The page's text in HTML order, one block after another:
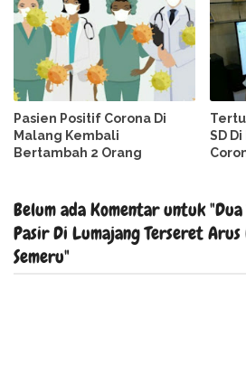
Pasien Positif Corona Di
Malang Kembali
Bertambah 2 Orang
SD
Belum ada Komentar untuk "Dua
Pasir Di Lumajang Terseret
Semeru"